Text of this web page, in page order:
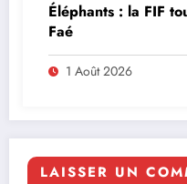
Éléphants : la FIF
Faé
1 Août 2026
LAISSER UN